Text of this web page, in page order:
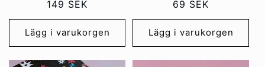
Ordinarie
pris
149 SEK
Lägg i varukorgen
Ordinarie
pris
69 SEK
Lägg i varukorgen